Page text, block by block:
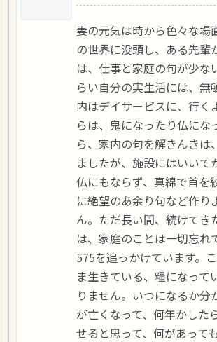
妻の元気は時から色々な場
の世界に没頭し、ある先輩
は、仕事と家庭の句が少な
らい自分の実生活には、無
内はデイサービスに、行く
らは、鬼になったり仏にな
ら、家内の句を解きんきは
ましたが、施設にはいいて
仏にもならず、真綿で首を
に絶望のあ余り句など作り
ん。ただ長い間、続けてき
は、家庭のことは一切忘れ
575を追っかけています。
ま生きている、糧になって
りません。いつになるか分
が亡くなって、何年かした
せると思って、何があって